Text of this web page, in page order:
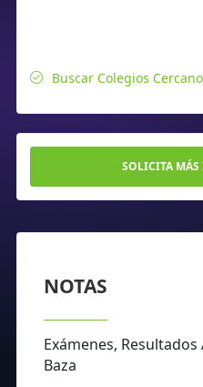
Buscar Colegios
SOLICITA
NOTAS
Exámenes,
Baza